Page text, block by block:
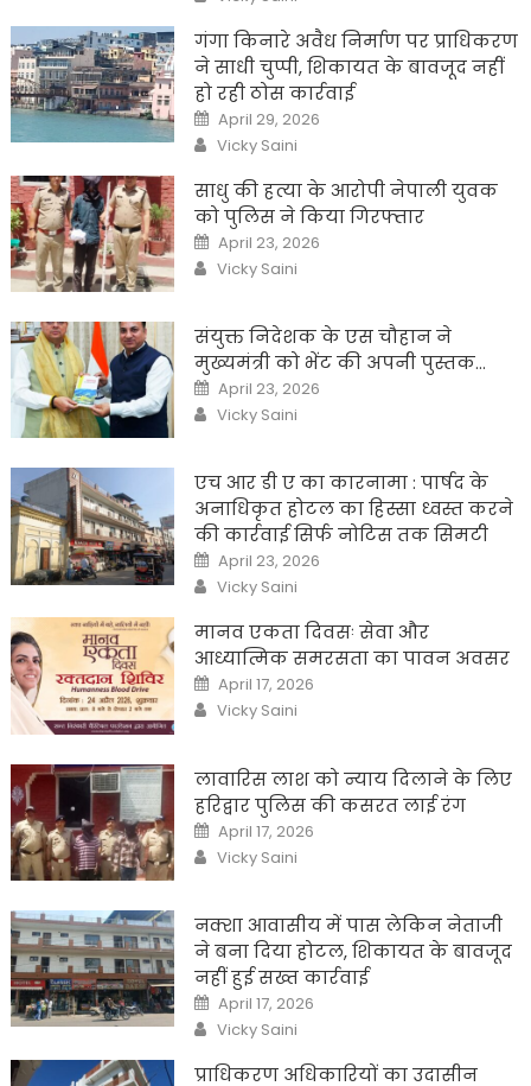
गंगा किनारे अवैध निर्माण पर प्राधिकरण
ने साधी चुप्पी, शिकायत के बावजूद नहीं
हो रही ठोस कार्रवाई
Posted
on
April 29, 2026
Author
Vicky Saini
साधु की हत्या के आरोपी नेपाली युवक
को पुलिस ने किया गिरफ्तार
Posted
on
April 23, 2026
Author
Vicky Saini
संयुक्त निदेशक के एस चौहान ने
मुख्यमंत्री को भेंट की अपनी पुस्तक…
Posted
on
April 23, 2026
Author
Vicky Saini
एच आर डी ए का कारनामा : पार्षद के
अनाधिकृत होटल का हिस्सा ध्वस्त करने
की कार्रवाई सिर्फ नोटिस तक सिमटी
Posted
on
April 23, 2026
Author
Vicky Saini
मानव एकता दिवसः सेवा और
आध्यात्मिक समरसता का पावन अवसर
Posted
on
April 17, 2026
Author
Vicky Saini
लावारिस लाश को न्याय दिलाने के लिए
हरिद्वार पुलिस की कसरत लाई रंग
Posted
on
April 17, 2026
Author
Vicky Saini
नक्शा आवासीय में पास लेकिन नेताजी
ने बना दिया होटल, शिकायत के बावजूद
नहीं हुई सख्त कार्रवाई
Posted
on
April 17, 2026
Author
Vicky Saini
प्राधिकरण अधिकारियों का उदासीन